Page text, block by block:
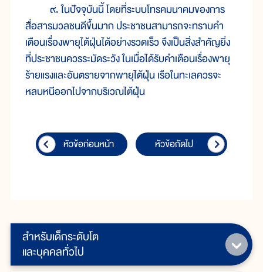
สำหรับเด็กระดับโต
และบุคคลทั่วไป
๙. ในปัจจุบันนี้ โดยที่ระบบโทรคมนาคมของการ
สื่อสารมวลชนดีขึ้นมาก ประชาชนสามารถจะทราบคำ
เตือนเรื่องพายุไต้ฝุ่นได้อย่างรวดเร็ว จึงเป็นสิ่งสำคัญยิ่ง
ที่ประชาชนควรระมัดระวัง ในเมื่อได้รับคำเตือนเรื่องพายุ
ร้ายแรงและอันตรายจากพายุไต้ฝุ่น เรือในทะเลควรจะ
หลบหนีออกไปจากบริเวณไต้ฝุ่น
หัวข้อก่อนหน้า หัวข้อถัดไป